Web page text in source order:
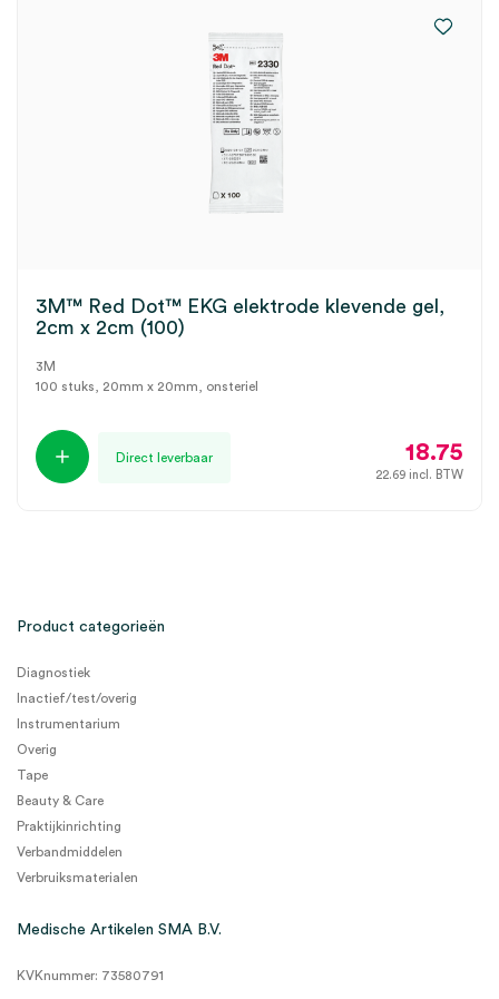
3M™ Red Dot™ EKG elektrode klevende gel,
2cm x 2cm (100)
3M
100 stuks, 20mm x 20mm, onsteriel
Direct leverbaar 18.75
22.69 incl. BTW
Product categorieën
Diagnostiek
Inactief/test/overig
Instrumentarium
Overig
Tape
Beauty & Care
Praktijkinrichting
Verbandmiddelen
Verbruiksmaterialen
Medische Artikelen SMA B.V.
KVKnummer: 73580791